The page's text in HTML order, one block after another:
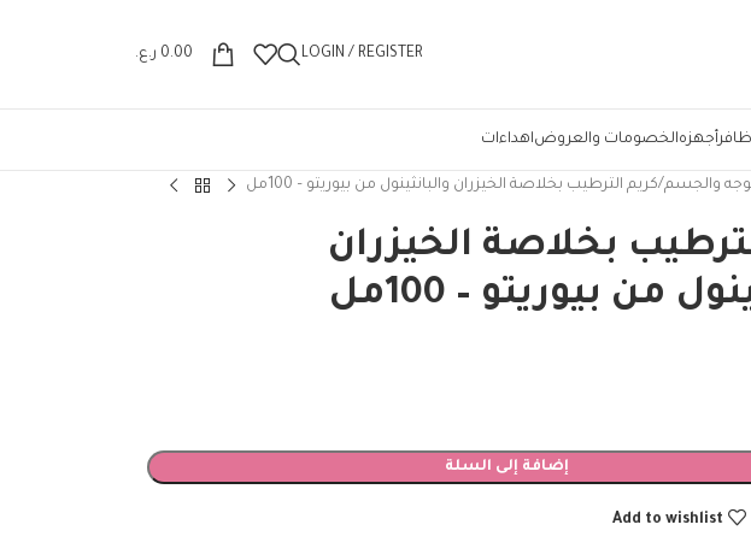
LOGIN / REGISTER
0.00 ر.ع.
أجهزهالخصومات والعروضاهداءات
والجسم كريم الترطيب بخلاصة الخيزران والبانثينول من بيوريتو – 100مل
بخلاصة الخيزران
من بيوريتو – 100مل
إضافة إلى السلة
Add to wishlist